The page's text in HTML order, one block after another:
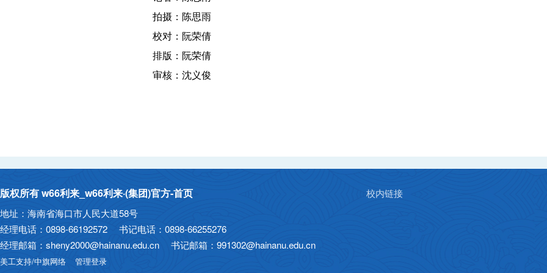
拍摄：陈思雨
校对：阮荣倩
排版：阮荣倩
审核：沈义俊
版权所有 w66利来_w66利来·(集团)官方-首页
地址：海南省海口市人民大道58号
经理电话：0898-66192572 书记电话：0898-66255276
经理邮箱：sheny2000@hainanu.edu.cn 书记邮箱：991302@hainanu.edu.cn
美工支持/中旗网络 管理登录
校内链接